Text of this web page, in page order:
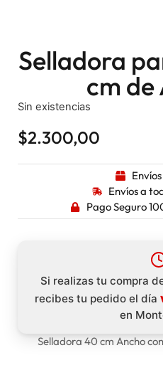
Selladora
cm de
Sin existencias
$2.300,00
Envíos a
Pago Seguro
Si realizas tu compra
recibes tu pedido el día
en
Selladora 40 cm Ancho